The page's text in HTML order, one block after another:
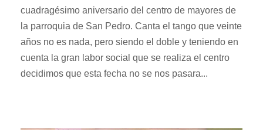
cuadragésimo aniversario del centro de mayores de
la parroquia de San Pedro. Canta el tango que veinte
años no es nada, pero siendo el doble y teniendo en
cuenta la gran labor social que se realiza el centro
decidimos que esta fecha no se nos pasara...